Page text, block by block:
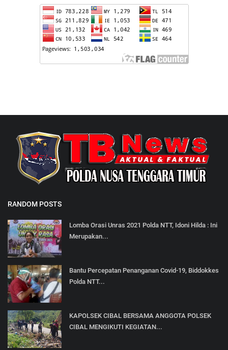
RANDOM POSTS
Lomba Orasi Unras 2021 Polda NTT, Idoni Hilda : Ini
Merupakan...
Bantu Percepatan Penanganan Covid-19, Biddokkes
Polda NTT...
KAPOLSEK CIBAL BERSAMA ANGGOTA POLSEK
CIBAL MENGIKUTI KEGIATAN...